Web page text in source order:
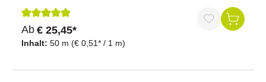
Durchmesser von 1,6 mm bietet es maximale Sicherheit
und Zuverlässigkeit. Dieses Kabel ist ideal für Zaun- und
Erdzuleitungen bis zu 100 Meter Entfernung und
gewährleistet eine stabile Verbindung.Vorteile auf einen
Durchschnittliche Bewertung von 5 von 5 Sternen
Inhalt: 50 m (€ 0,51* / 1 m)
Ab € 25,45*